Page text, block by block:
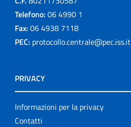
Telefono: 06 4990 1
Fax: 06 4938 7118
PEC: protocollo.centrale@pec.iss.it
PRIVACY
Informazioni per la privacy
Contatti